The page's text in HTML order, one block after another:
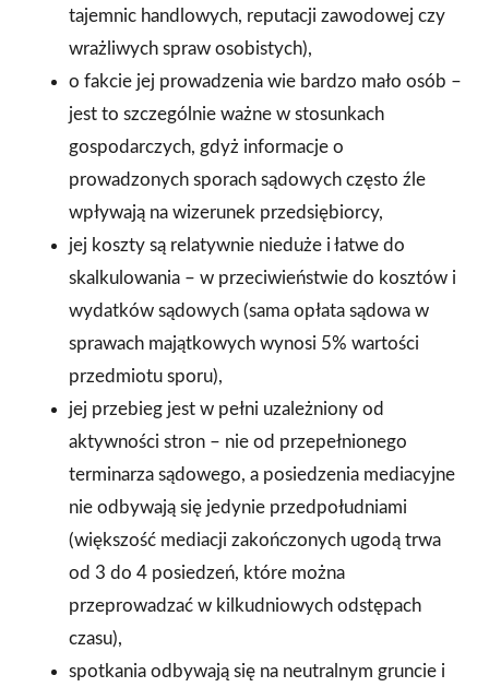
tajemnic handlowych, reputacji zawodowej czy
wrażliwych spraw osobistych),
o fakcie jej prowadzenia wie bardzo mało osób –
jest to szczególnie ważne w stosunkach
gospodarczych, gdyż informacje o
prowadzonych sporach sądowych często źle
wpływają na wizerunek przedsiębiorcy,
jej koszty są relatywnie nieduże i łatwe do
skalkulowania – w przeciwieństwie do kosztów i
wydatków sądowych (sama opłata sądowa w
sprawach majątkowych wynosi 5% wartości
przedmiotu sporu),
jej przebieg jest w pełni uzależniony od
aktywności stron – nie od przepełnionego
terminarza sądowego, a posiedzenia mediacyjne
nie odbywają się jedynie przedpołudniami
(większość mediacji zakończonych ugodą trwa
od 3 do 4 posiedzeń, które można
przeprowadzać w kilkudniowych odstępach
czasu),
spotkania odbywają się na neutralnym gruncie i